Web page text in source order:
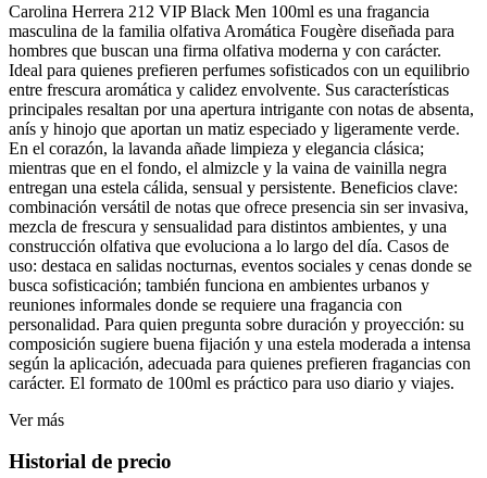
Carolina Herrera 212 VIP Black Men 100ml es una fragancia
masculina de la familia olfativa Aromática Fougère diseñada para
hombres que buscan una firma olfativa moderna y con carácter.
Ideal para quienes prefieren perfumes sofisticados con un equilibrio
entre frescura aromática y calidez envolvente. Sus características
principales resaltan por una apertura intrigante con notas de absenta,
anís y hinojo que aportan un matiz especiado y ligeramente verde.
En el corazón, la lavanda añade limpieza y elegancia clásica;
mientras que en el fondo, el almizcle y la vaina de vainilla negra
entregan una estela cálida, sensual y persistente. Beneficios clave:
combinación versátil de notas que ofrece presencia sin ser invasiva,
mezcla de frescura y sensualidad para distintos ambientes, y una
construcción olfativa que evoluciona a lo largo del día. Casos de
uso: destaca en salidas nocturnas, eventos sociales y cenas donde se
busca sofisticación; también funciona en ambientes urbanos y
reuniones informales donde se requiere una fragancia con
personalidad. Para quien pregunta sobre duración y proyección: su
composición sugiere buena fijación y una estela moderada a intensa
según la aplicación, adecuada para quienes prefieren fragancias con
carácter. El formato de 100ml es práctico para uso diario y viajes.
Ver más
Historial de precio